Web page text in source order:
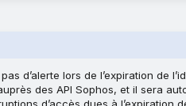
d’alerte lors de l’expiration de
des API Sophos, et il sera